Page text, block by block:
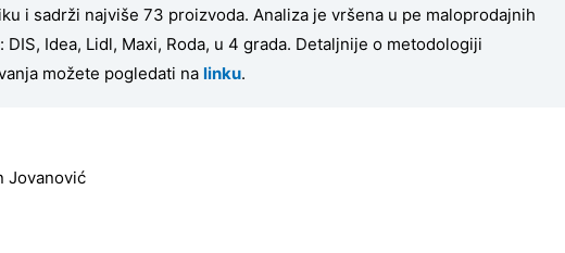
i sadrži najviše 73 proizvoda. Analiza je vršena u pe maloprodajnih
DIS, Idea, Lidl, Maxi, Roda, u 4 grada. Detaljnije o metodologiji
možete pogledati na linku.
Jovanović